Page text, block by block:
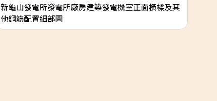
新龜山發電所發電所廠房建築發電機室正面橫樑及其
他鋼筋配置細部圖